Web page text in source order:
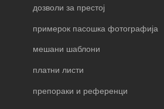
дозволи за престој
примерок пасошка фотографија
мешани шаблони
платни листи
препораки и референци